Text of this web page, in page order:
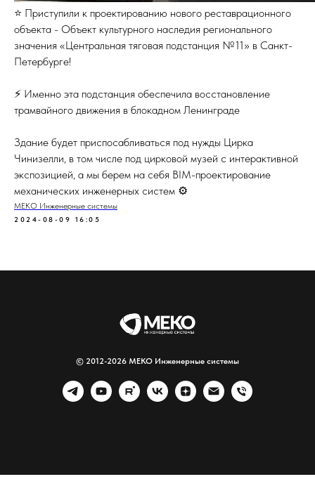
⭐ Приступили к проектированию нового реставрационного
объекта - Объект культурного наследия регионального
значения «Центральная тяговая подстанция №11» в Санкт-
Петербурге!
⚡ Именно эта подстанция обеспечила восстановление
трамвайного движения в блокадном Ленинграде
Здание будет приспосабливаться под нужды Цирка
Чинизелли, в том числе под цирковой музей с интерактивной
экспозицией, а мы берем на себя BIM-проектирование
механических инженерных систем ⚙️
МЕКО Инженерные системы
2024-08-09 16:05
© 2012-2026 МЕКО Инженерные системы